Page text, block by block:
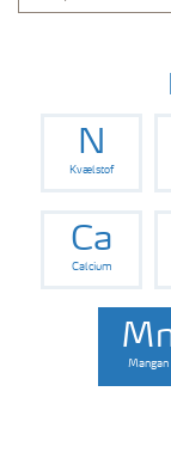
N
Kvælstof
Ca
Calcium
Mangan